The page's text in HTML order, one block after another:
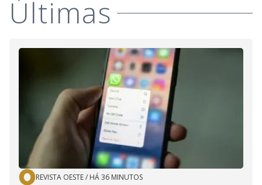
i
d
e
o
Últimas
REVISTA OESTE/ HÁ 36 MINUTOS